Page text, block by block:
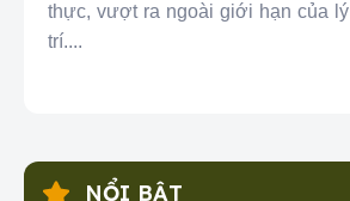
thực, vượt ra ngoài giới hạn của lý
trí....
NỔI BẬT